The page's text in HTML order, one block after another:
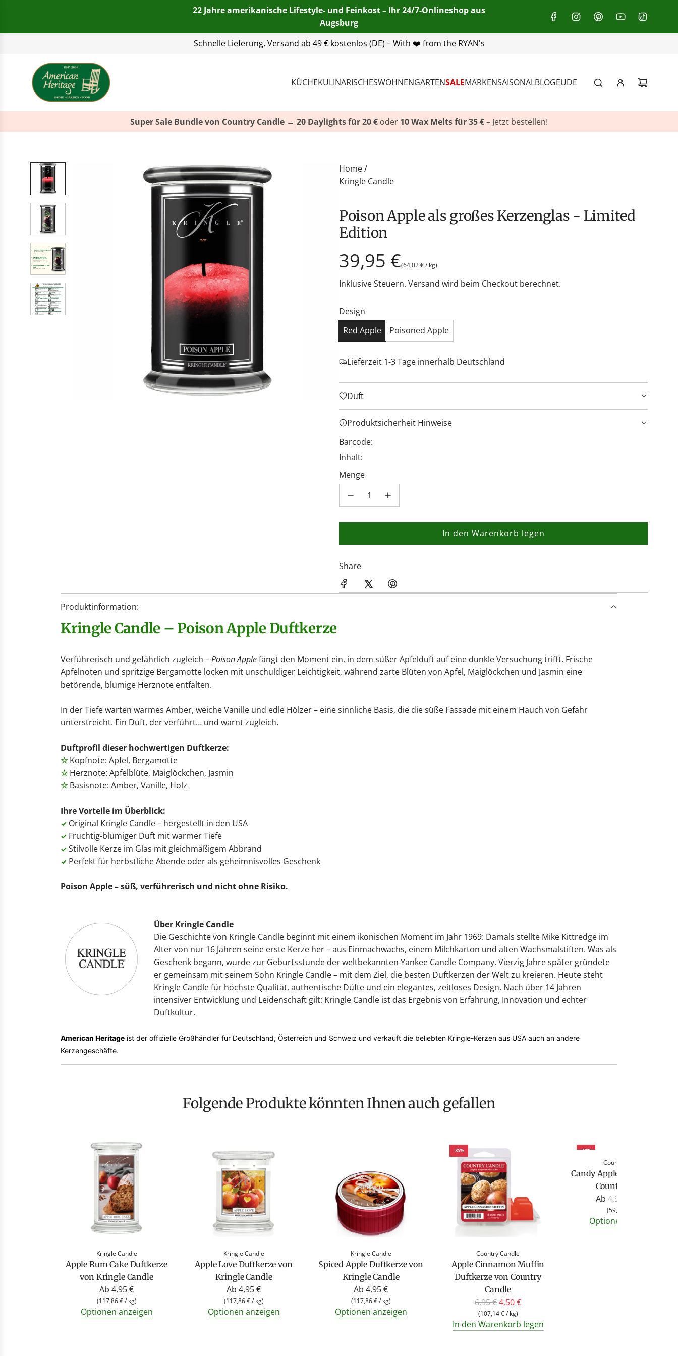
22 Jahre amerikanische Lifestyle- und Feinkost – Ihr 24/7-Onlineshop aus
Augsburg
+49(0)821 455 254 00| E-Mail:info@american-heritage.de| WhatsApp:+49(0)151 116 719 10
KÜCHEKULINARISCHESWOHNENGARTENSALEMARKENSAISONALBLOGEUDE
Super Sale Bundle von Country Candle → 20 Daylights für 20 € oder 10 Wax Melts für 35 €– Jetzt bestellen!
Home/
Kringle Candle
Poison Apple als großes Kerzenglas - Limited
Edition
Regulärer
Preis
39,95 €(64,02 €/ kg)
Inklusive Steuern. Versand wird beim Checkout berechnet.
Design
Red Apple
Poisoned Apple
Lieferzeit 1-3 Tage innerhalb Deutschland
Duft
Produktsicherheit Hinweise
Barcode:
Inhalt:
Menge
In den Warenkorb legen
L
Share
Produktinformation:
Kringle Candle – Poison Apple Duftkerze
Verführerisch und gefährlich zugleich –Poison Applefängt den Moment ein, in dem süßer Apfelduft auf eine dunkle Versuchung trifft. Frische
Apfelnoten und spritzige Bergamotte locken mit unschuldiger Leichtigkeit, während zarte Blüten von Apfel, Maiglöckchen und Jasmin eine
betörende, blumige Herznote entfalten.
In der Tiefe warten warmes Amber, weiche Vanille und edle Hölzer – eine sinnliche Basis, die die süße Fassade mit einem Hauch von Gefahr
unterstreicht. Ein Duft, der verführt… und warnt zugleich.
Duftprofil dieser hochwertigen Duftkerze:
☆Kopfnote: Apfel, Bergamotte
☆Herznote: Apfelblüte, Maiglöckchen, Jasmin
☆Basisnote: Amber, Vanille, Holz
Ihre Vorteile im Überblick:
✓ Original Kringle Candle – hergestellt in den USA
✓ Fruchtig-blumiger Duft mit warmer Tiefe
✓ Stilvolle Kerze im Glas mit gleichmäßigem Abbrand
✓ Perfekt für herbstliche Abende oder als geheimnisvolles Geschenk
Poison Apple – süß, verführerisch und nicht ohne Risiko.
Über Kringle Candle
Die Geschichte von Kringle Candle beginnt mit einem ikonischen Moment im Jahr 1969: Damals stellte Mike Kittredge im
Alter von nur 16 Jahren seine erste Kerze her – aus Einmachwachs, einem Milchkarton und alten Wachsmalstiften. Was als
Geschenk begann, wurde zur Geburtsstunde der weltbekannten Yankee Candle Company. Vierzig Jahre später gründete
er gemeinsam mit seinem Sohn Kringle Candle – mit dem Ziel, die besten Duftkerzen der Welt zu kreieren. Heute steht
Kringle Candle für höchste Qualität, authentische Düfte und ein elegantes, zeitloses Design. Nach über 14 Jahren
intensiver Entwicklung und Leidenschaft gilt: Kringle Candle ist das Ergebnis von Erfahrung, Innovation und echter
Duftkultur.
American Heritage ist der offizielle Großhändler für Deutschland, Österreich und Schweiz und verkauft die beliebten Kringle-Kerzen aus USA auch an andere
Kerzengeschäfte.
Folgende Produkte könnten Ihnen auch gefallen
Kringle Candle
Apple Rum Cake Duftkerze
von Kringle Candle
Ab 4,95 €
(117,86 € / kg)
Optionen anzeigen
Kringle Candle
Apple Love Duftkerze von
Kringle Candle
Ab 4,95 €
(117,86 € / kg)
Optionen anzeigen
Kringle Candle
Spiced Apple Duftkerze von
Kringle Candle
Ab 4,95 €
(117,86 € / kg)
Optionen anzeigen
-35%
Country Candle
Apple Cinnamon Muffin
Duftkerze von Country
Candle
R
e
g
6,95 €4,50 €
(107,14 € / kg)
In den Warenkorb legen
-49%
Country Candle
Candy Apples Duftkerze
Country Candle
Ab R
e
g
4,95 €
(59,52 €
Optionen anzeigen